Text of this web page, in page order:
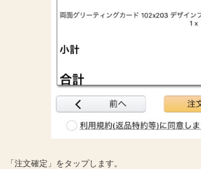
「注文確定」をタップします。